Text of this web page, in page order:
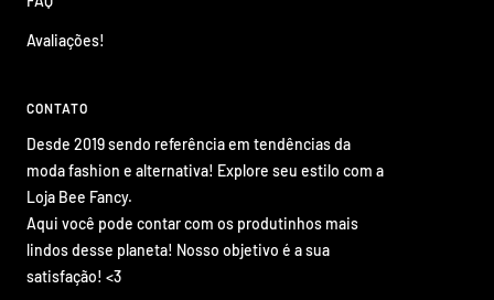
Avaliações!
CONTATO
Desde 2019 sendo referência em tendências da
moda fashion e alternativa! Explore seu estilo com a
Loja Bee Fancy.
Aqui você pode contar com os produtinhos mais
lindos desse planeta! Nosso objetivo é a sua
satisfação! <3